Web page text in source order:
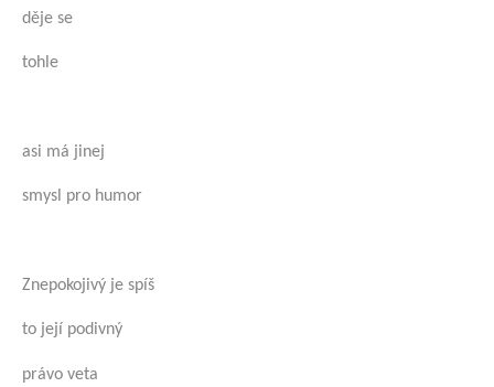
děje se
tohle
asi má jinej
smysl pro humor
Znepokojivý je spíš
to její podivný
právo veta